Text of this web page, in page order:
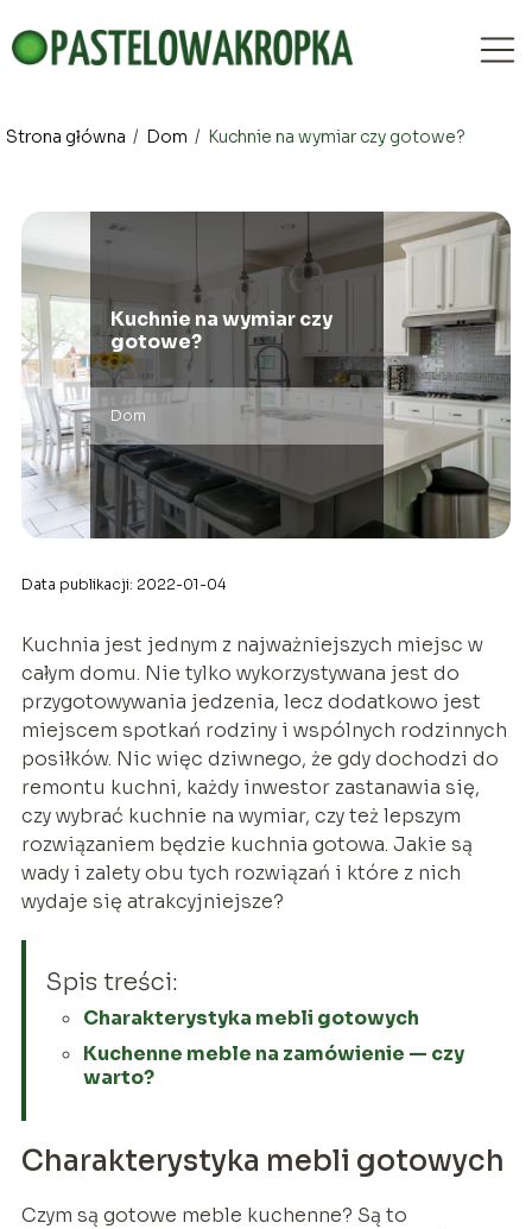
Strona główna / Dom / Kuchnie na wymiar czy gotowe?
Kuchnie na wymiar czy
gotowe?
Dom
Data publikacji: 2022-01-04
Kuchnia jest jednym z najważniejszych miejsc w
całym domu. Nie tylko wykorzystywana jest do
przygotowywania jedzenia, lecz dodatkowo jest
miejscem spotkań rodziny i wspólnych rodzinnych
posiłków. Nic więc dziwnego, że gdy dochodzi do
remontu kuchni, każdy inwestor zastanawia się,
czy wybrać kuchnie na wymiar, czy też lepszym
rozwiązaniem będzie kuchnia gotowa. Jakie są
wady i zalety obu tych rozwiązań i które z nich
wydaje się atrakcyjniejsze?
Spis treści:
Charakterystyka mebli gotowych
Kuchenne meble na zamówienie — czy
warto?
Charakterystyka mebli gotowych
Czym są gotowe meble kuchenne? Są to